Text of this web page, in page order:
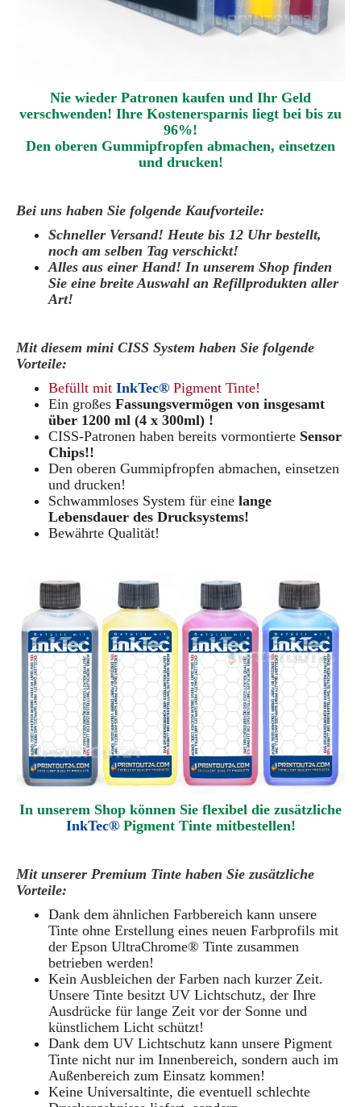
Nie wieder Patronen kaufen und Ihr Geld
verschwenden! Ihre Kostenersparnis liegt bei bis zu
96%!
Den oberen Gummipfropfen abmachen, einsetzen
und drucken!
Bei uns haben Sie folgende Kaufvorteile:
Schneller Versand! Heute bis 12 Uhr bestellt,
noch am selben Tag verschickt!
Alles aus einer Hand! In unserem Shop finden
Sie eine breite Auswahl an Refillprodukten aller
Art!
Mit diesem mini CISS System haben Sie folgende
Vorteile:
Befüllt mit InkTec® Pigment Tinte!
Ein großes Fassungsvermögen von insgesamt
über 1200 ml (4 x 300ml) !
CISS-Patronen haben bereits vormontierte Sensor
Chips!!
Den oberen Gummipfropfen abmachen, einsetzen
und drucken!
Schwammloses System für eine lange
Lebensdauer des Drucksystems!
Bewährte Qualität!
In unserem Shop können Sie flexibel die zusätzliche
InkTec® Pigment Tinte mitbestellen!
Mit unserer Premium Tinte haben Sie zusätzliche
Vorteile:
Dank dem ähnlichen Farbbereich kann unsere
Tinte ohne Erstellung eines neuen Farbprofils mit
der Epson UltraChrome® Tinte zusammen
betrieben werden!
Kein Ausbleichen der Farben nach kurzer Zeit.
Unsere Tinte besitzt UV Lichtschutz, der Ihre
Ausdrücke für lange Zeit vor der Sonne und
künstlichem Licht schützt!
Dank dem UV Lichtschutz kann unsere Pigment
Tinte nicht nur im Innenbereich, sondern auch im
Außenbereich zum Einsatz kommen!
Keine Universaltinte, die eventuell schlechte